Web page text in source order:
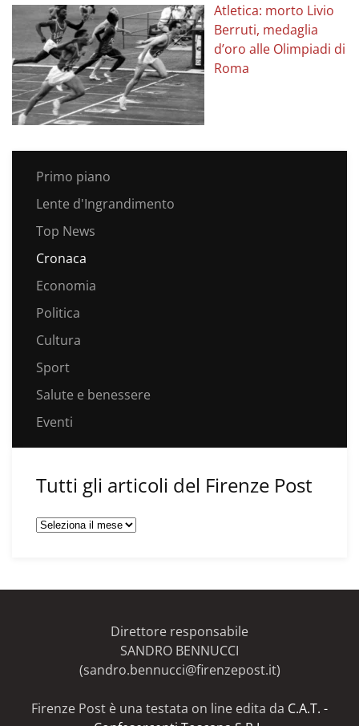
Atletica: morto Livio
Berruti, medaglia
d’oro alle Olimpiadi di
Roma
Primo piano
Lente d'Ingrandimento
Top News
Cronaca
Economia
Politica
Cultura
Sport
Salute e benessere
Eventi
Tutti gli articoli del Firenze Post
Tutti
Direttore responsabile
SANDRO BENNUCCI
(sandro.bennucci@firenzepost.it)
Firenze Post è una testata on line edita da C.A.T. -